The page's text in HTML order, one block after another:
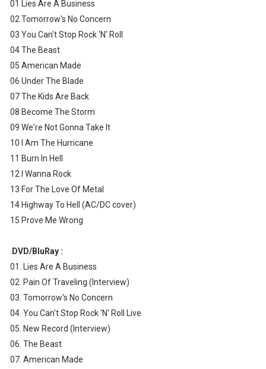
01 Lies Are A Business
02 Tomorrow's No Concern
03 You Can't Stop Rock 'N' Roll
04 The Beast
05 American Made
06 Under The Blade
07 The Kids Are Back
08 Become The Storm
09 We're Not Gonna Take It
10 I Am The Hurricane
11 Burn In Hell
12 I Wanna Rock
13 For The Love Of Metal
14 Highway To Hell (AC/DC cover)
15 Prove Me Wrong
DVD/BluRay :
01. Lies Are A Business
02. Pain Of Traveling (Interview)
03. Tomorrow's No Concern
04. You Can't Stop Rock 'N' Roll Live
05. New Record (Interview)
06. The Beast
07. American Made